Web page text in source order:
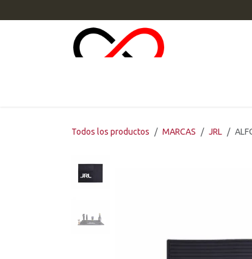
Todos los productos MARCAS JRL